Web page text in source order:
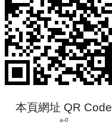
本頁網址 QR Code
a-0